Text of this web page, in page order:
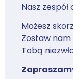
Nasz
Możesz
Zostaw
Tobą